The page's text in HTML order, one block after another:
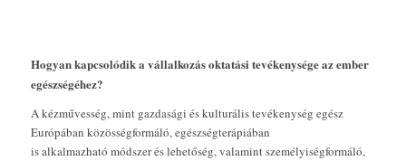
Hogyan kapcsolódik a vállalkozás oktatási tevékenysége az ember
egészségéhez?
A kézművesség, mint gazdasági és kulturális tevékenység egész
Európában közösségformáló, egészségterápiában
is alkalmazható módszer és lehetőség, valamint személyiségformáló,